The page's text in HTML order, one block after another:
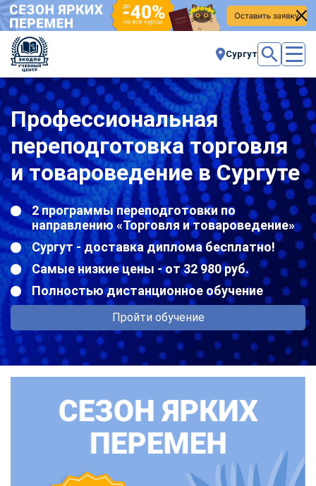
Сургут
Профессиональная
переподготовка торговля
и товароведение в Сургуте
2 программы переподготовки по
направлению «Торговля и товароведение»
Сургут - доставка диплома бесплатно!
Самые низкие цены - от 32 980 руб.
Полностью дистанционное обучение
Пройти обучение